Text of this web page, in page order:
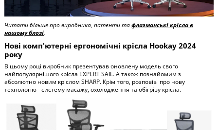
Читати більше про виробника, патенти тафлагманські крісла в
нашому блозі.
Нові комп'ютерні ергономічні крісла Hookay 2024
року
В цьому році виробник презентував оновлену модель свого
найпопулярнішого крісла EXPERT SAIL. А також познайомим з
абсолютно новим кріслом SHARP. Крім того, розповів про нову
технологію - систему масажу, охолодження та обігріву крісла.